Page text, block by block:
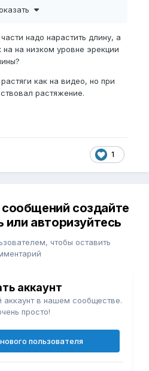
скрытая часть члена.
надо нарастить длину, а
на низком уровне эрекции
как на видео, но при
растяжение.
1
создайте
или авторизуйтесь
чтобы оставить
аккаунт
аккаунт в нашем сообществе.
просто!
пользователя